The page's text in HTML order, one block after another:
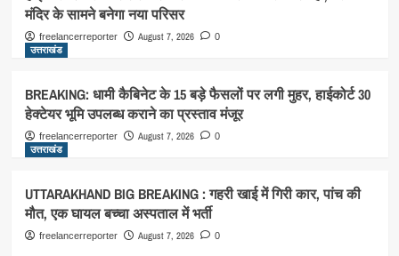
मंदिर के सामने बनेगा नया परिसर
freelancerreporter August 7, 2026 0
उत्तराखंड
BREAKING: धामी कैबिनेट के 15 बड़े फैसलों पर लगी मुहर, हाईकोर्ट 30
हेक्टेयर भूमि उपलब्ध कराने का प्रस्ताव मंजूर
freelancerreporter August 7, 2026 0
उत्तराखंड
UTTARAKHAND BIG BREAKING : गहरी खाई में गिरी कार, पांच की
मौत, एक घायल बच्चा अस्पताल में भर्ती
freelancerreporter August 7, 2026 0